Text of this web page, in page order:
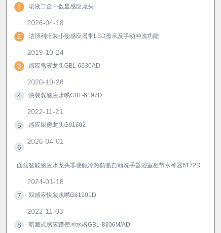
1 皂液二合一数显感应龙头
2026-04-18
2
洁博利暗装小便感应器带LED显示及手动冲洗功能
2019-10-24
3
感应皂液龙头GBL-6630AD
2020-10-28
4
快装双感应水嘴GBL-6197D
2022-11-21
5
感应厨房龙头G91602
2026-04-01
6
面盆智能感应水龙头非接触冷热防溅自动洗手器浴室柜节水神器6172D
2024-01-18
7
双感应快装水嘴G61901D
2022-11-03
8
暗藏式感应蹲便冲水器GBL-8306M/AD